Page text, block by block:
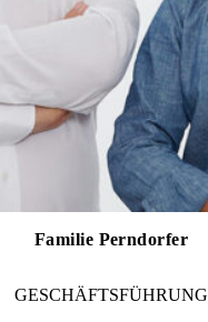
Familie Perndorfer
GESCHÄFTSFÜHRUNG